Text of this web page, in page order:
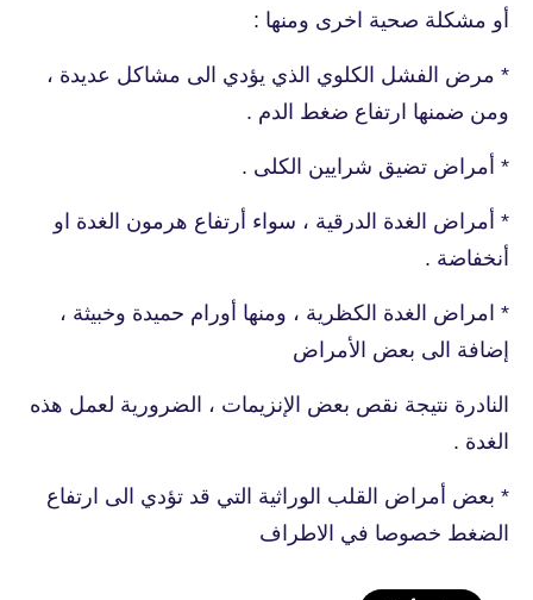
أو مشكلة صحية اخرى ومنها :
* مرض الفشل الكلوي الذي يؤدي الى مشاكل عديدة ،
ومن ضمنها ارتفاع ضغط الدم .
* أمراض تضيق شرايين الكلى .
* أمراض الغدة الدرقية ، سواء أرتفاع هرمون الغدة او
أنخفاضة .
* امراض الغدة الكظرية ، ومنها أورام حميدة وخبيثة ،
إضافة الى بعض الأمراض
النادرة نتيجة نقص بعض الإنزيمات ، الضرورية لعمل هذه
الغدة .
* بعض أمراض القلب الوراثية التي قد تؤدي الى ارتفاع
الضغط خصوصا في الاطراف